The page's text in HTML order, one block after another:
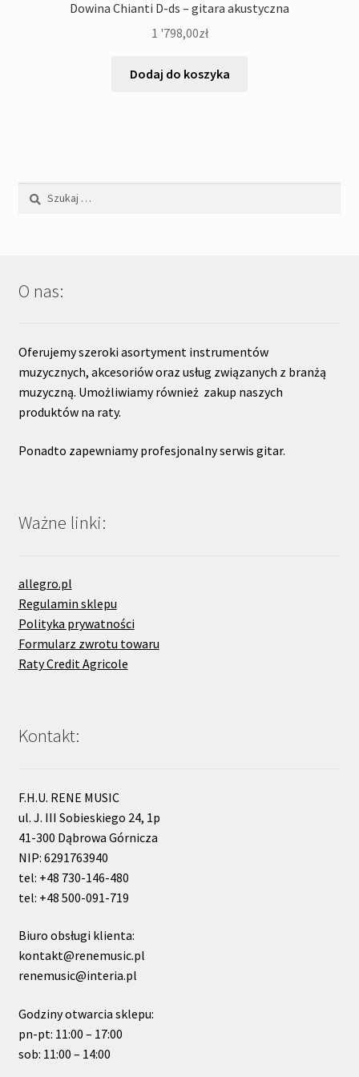
Dowina Chianti D-ds – gitara akustyczna
1 '798,00zł
Dodaj do koszyka
Szukaj:
O nas:
Oferujemy szeroki asortyment instrumentów
muzycznych, akcesoriów oraz usług związanych z branżą
muzyczną. Umożliwiamy również zakup naszych
produktów na raty.
Ponadto zapewniamy profesjonalny serwis gitar.
Ważne linki:
allegro.pl
Regulamin sklepu
Polityka prywatności
Formularz zwrotu towaru
Raty Credit Agricole
Kontakt:
F.H.U. RENE MUSIC
ul. J. III Sobieskiego 24, 1p
41-300 Dąbrowa Górnicza
NIP: 6291763940
tel: +48 730-146-480
tel: +48 500-091-719
Biuro obsługi klienta:
kontakt@renemusic.pl
renemusic@interia.pl
Godziny otwarcia sklepu:
pn-pt: 11:00 – 17:00
sob: 11:00 – 14:00